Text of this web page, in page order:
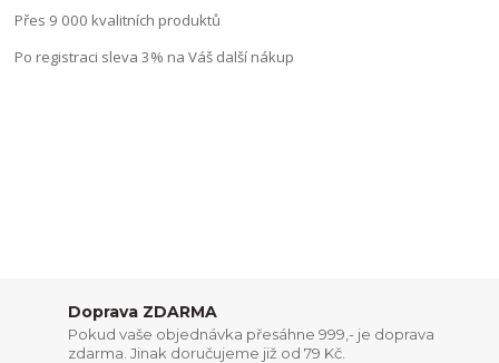
Přes 9 000 kvalitních produktů
Po registraci sleva 3% na Váš další nákup
Doprava ZDARMA
Pokud vaše objednávka přesáhne 999,- je doprava
zdarma. Jinak doručujeme již od 79 Kč.